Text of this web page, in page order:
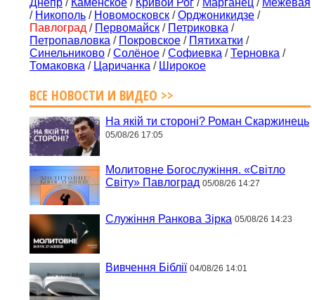
Днепр / Каменское / Кривой Рог / Марганец / Межевая
/ Никополь / Новомосковск /Орджоникидзе /
Павлоград / Первомайск / Петриковка /
Петропавловка / Покровское / Пятихатки /
Синельниково /Солёное /Софиевка /Терновка /
Томаковка / Царичанка / Широкое
ВСЕ НОВОСТИ И ВИДЕО >>
На якій ти стороні? Роман Скаржинець
05/08/26 17:05
Молитовне Богослужіння. «Світло
Світу» Павлоград 05/08/26 14:27
Служіння Ранкова Зірка 05/08/26 14:23
Вивчення Біблії 04/08/26 14:01